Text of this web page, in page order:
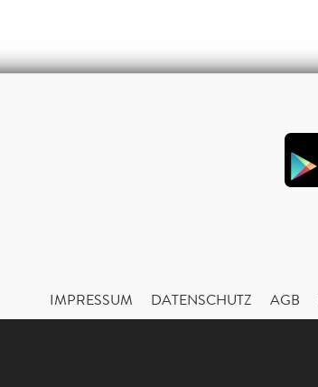
IMPRESSUM DATENSCHUTZ AGB